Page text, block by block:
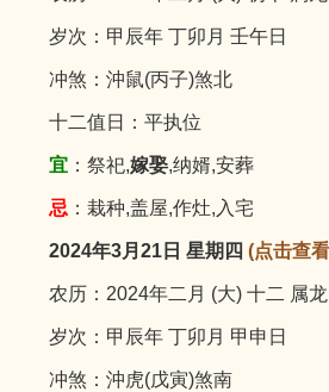
岁次：甲辰年 丁卯月 壬午日
冲煞：沖鼠(丙子)煞北
十二值日：平执位
宜：祭祀,嫁娶,纳婿,安葬
忌 ：栽种,盖屋,作灶,入宅
2024年3月21日 星期四 (点击查
农历：2024年二月 (大) 十二 属龙
岁次：甲辰年 丁卯月 甲申日
冲煞：沖虎(戊寅)煞南